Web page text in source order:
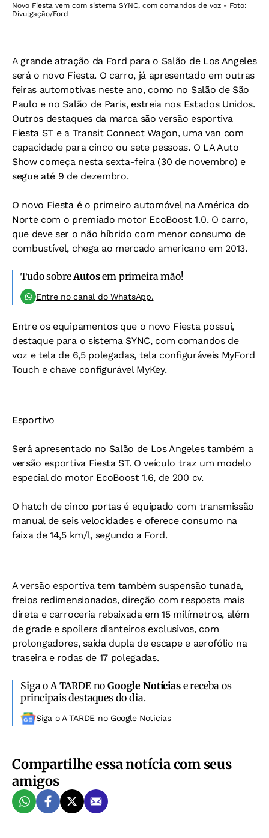
Novo Fiesta vem com sistema SYNC, com comandos de voz - Foto:
Divulgação/Ford
A grande atração da Ford para o Salão de Los Angeles
será o novo Fiesta. O carro, já apresentado em outras
feiras automotivas neste ano, como no Salão de São
Paulo e no Salão de Paris, estreia nos Estados Unidos.
Outros destaques da marca são versão esportiva
Fiesta ST e a Transit Connect Wagon, uma van com
capacidade para cinco ou sete pessoas. O LA Auto
Show começa nesta sexta-feira (30 de novembro) e
segue até 9 de dezembro.
O novo Fiesta é o primeiro automóvel na América do
Norte com o premiado motor EcoBoost 1.0. O carro,
que deve ser o não híbrido com menor consumo de
combustível, chega ao mercado americano em 2013.
Tudo sobreAutosem primeira mão!
Entre no canal do WhatsApp.
Entre os equipamentos que o novo Fiesta possui,
destaque para o sistema SYNC, com comandos de
voz e tela de 6,5 polegadas, tela configuráveis MyFord
Touch e chave configurável MyKey.
Esportivo
Será apresentado no Salão de Los Angeles também a
versão esportiva Fiesta ST. O veículo traz um modelo
especial do motor EcoBoost 1.6, de 200 cv.
O hatch de cinco portas é equipado com transmissão
manual de seis velocidades e oferece consumo na
faixa de 14,5 km/l, segundo a Ford.
A versão esportiva tem também suspensão tunada,
freios redimensionados, direção com resposta mais
direta e carroceria rebaixada em 15 milímetros, além
de grade e spoilers dianteiros exclusivos, com
prolongadores, saída dupla de escape e aerofólio na
traseira e rodas de 17 polegadas.
Siga o A TARDE noGoogle Notíciase receba os
principais destaques do dia.
Siga o A TARDE no Google Noticias
Compartilhe essa notícia com seus
amigos